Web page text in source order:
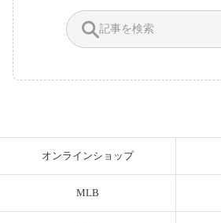
オンラインショップ
MLB